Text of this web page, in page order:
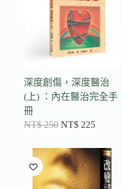
深度創傷，深度醫治
(上) ：內在醫治完全手
冊
NT$250 NT$ 225